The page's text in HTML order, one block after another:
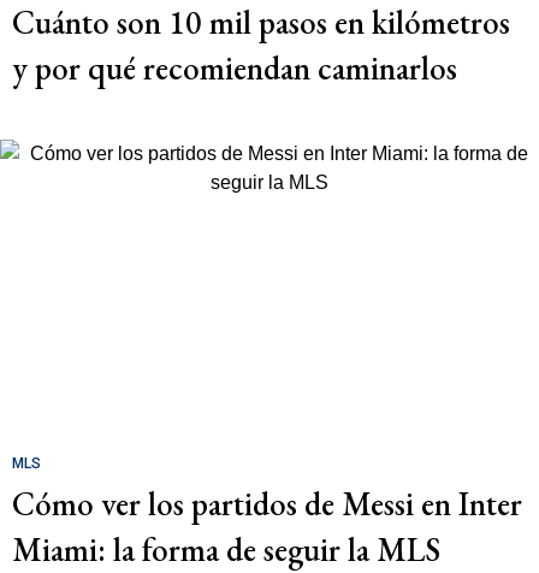
Cuánto son 10 mil pasos en kilómetros
y por qué recomiendan caminarlos
MLS
Cómo ver los partidos de Messi en Inter
Miami: la forma de seguir la MLS